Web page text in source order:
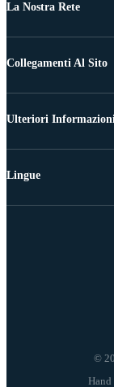
La Nostra Rete
Collegamenti Al Sito
Ulteriori
©
Lingue